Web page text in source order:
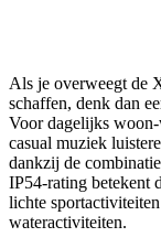
Als je overweegt de
schaffen, denk dan
Voor dagelijks
casual muziek
dankzij de
IP54-rating betekent
lichte
wateractiviteiten.